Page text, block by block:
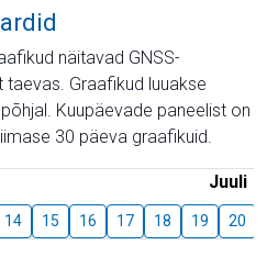
näitavad GNSS-
Graafikud luuakse
Kuupäevade paneelist on
30 päeva graafikuid.
Juuli
14 15 16 17 18 19 20